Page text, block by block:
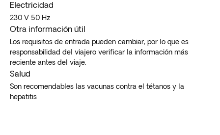
Electricidad
230 V 50 Hz
Otra información útil
Los requisitos de entrada pueden cambiar, por lo que es
responsabilidad del viajero verificar la información más
reciente antes del viaje.
Salud
Son recomendables las vacunas contra el tétanos y la
hepatitis